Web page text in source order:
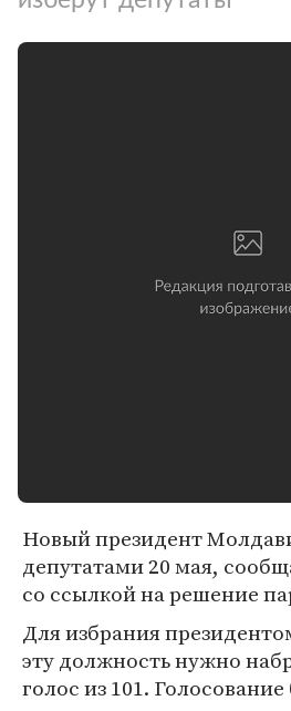
Новый президент
депутатами 20 мая,
со ссылкой на решение
Для избрания
эту должность нужно
голос из 101.